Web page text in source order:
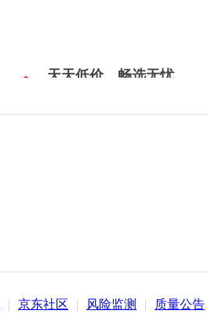
天天低价，畅选无忧
| 京东社区 | 风险监测 | 质量公告